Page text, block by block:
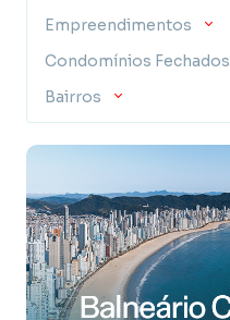
Empreendimentos
Condomínios Fechados
Bairros